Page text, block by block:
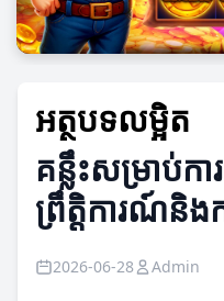
អត្ថបទលម្អិត
គន្លឹះសម្រាប់កា
ព្រឹត្តិការណ៍និង
2026-06-28 Admin